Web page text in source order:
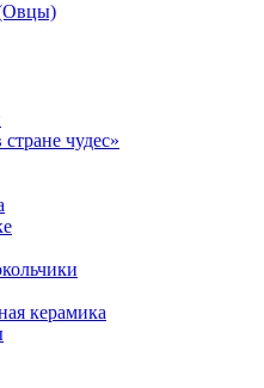
чудес»
керамика